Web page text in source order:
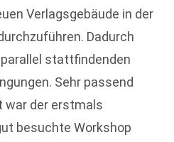
Verlagsgebäude in der
Dadurch
stattfindenden
Sehr passend
war der erstmals
besuchte Workshop